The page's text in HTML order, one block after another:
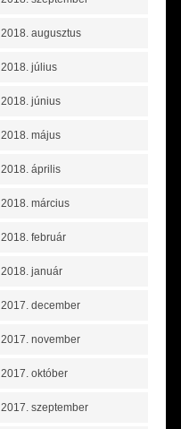
2018. augusztus
2018. július
2018. június
2018. május
2018. április
2018. március
2018. február
2018. január
2017. december
2017. november
2017. október
2017. szeptember